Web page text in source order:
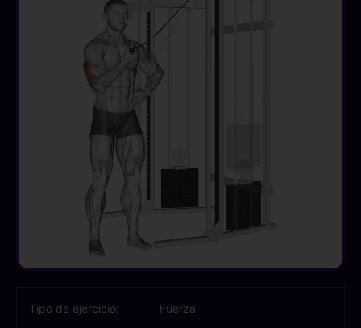
Tipo de ejercicio: Fuerza